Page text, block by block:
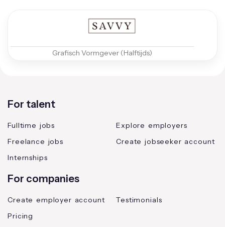
Grafisch Vormgever (Halftijds)
For talent
Fulltime jobs
Freelance jobs
Internships
Explore employers
Create jobseeker account
For companies
Create employer account
Pricing
Testimonials